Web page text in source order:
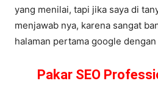
yang menilai, tapi jika saya di
menjawab nya, karena sangat
halaman pertama google
Pakar SEO